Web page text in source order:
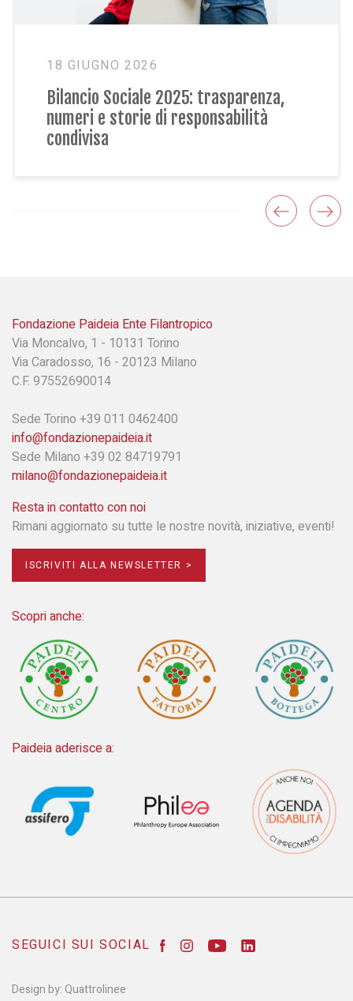
18 GIUGNO 2026
Bilancio Sociale 2025: trasparenza,
numeri e storie di responsabilità
condivisa
Fondazione Paideia Ente Filantropico
Via Moncalvo, 1 - 10131 Torino
Via Caradosso, 16 - 20123 Milano
C.F. 97552690014
Sede Torino +39 011 0462400
info@fondazionepaideia.it
Sede Milano +39 02 84719791
milano@fondazionepaideia.it
Resta in contatto con noi
Rimani aggiornato su tutte le nostre novità, iniziative, eventi!
ISCRIVITI ALLA NEWSLETTER >
Scopri anche:
Paideia aderisce a:
SEGUICI SUI SOCIAL
Design by: Quattrolinee